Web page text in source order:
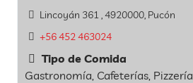
Lincoyán 361 , 4920000, Pucón
+56 452 463024
Tipo de Comida
Gastronomía, Cafeterías, Pizzería